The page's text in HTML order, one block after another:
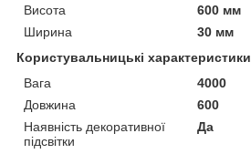
Висота
600 мм
Ширина
30 мм
Користувальницькі характеристики
Вага
4000
Довжина
600
Наявність декоративної
підсвітки
Да